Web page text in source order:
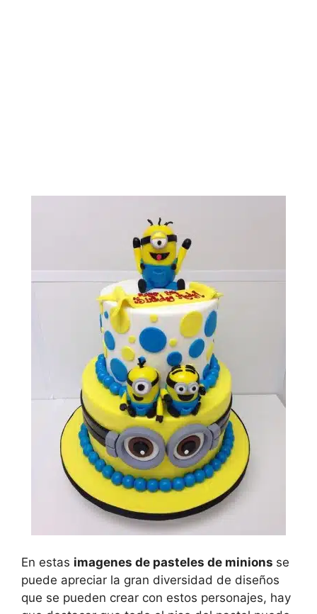
En estas imagenes de pasteles de minions se
puede apreciar la gran diversidad de diseños
que se pueden crear con estos personajes, hay